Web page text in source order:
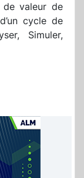
de valeur de
cycle de
Simuler,